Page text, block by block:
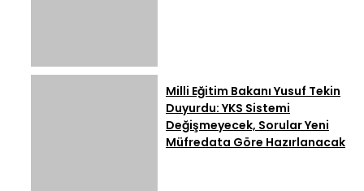
Milli Eğitim Bakanı Yusuf Tekin
Duyurdu: YKS Sistemi
Değişmeyecek, Sorular Yeni
Müfredata Göre Hazırlanacak